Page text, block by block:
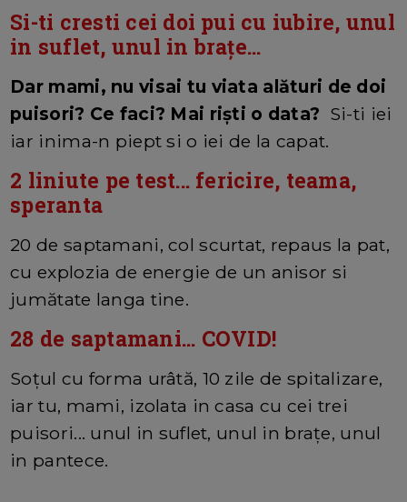
Si-ti cresti cei doi pui cu iubire, unul
in suflet, unul in brațe...
Dar mami, nu visai tu viata alături de doi
puisori? Ce faci? Mai riști o data? Si-ti iei
iar inima-n piept si o iei de la capat.
2 liniute pe test... fericire, teama,
speranta
20 de saptamani, col scurtat, repaus la pat,
cu explozia de energie de un anisor si
jumătate langa tine.
28 de saptamani... COVID!
Soțul cu forma urâtă, 10 zile de spitalizare,
iar tu, mami, izolata in casa cu cei trei
puisori... unul in suflet, unul in brațe, unul
in pantece.